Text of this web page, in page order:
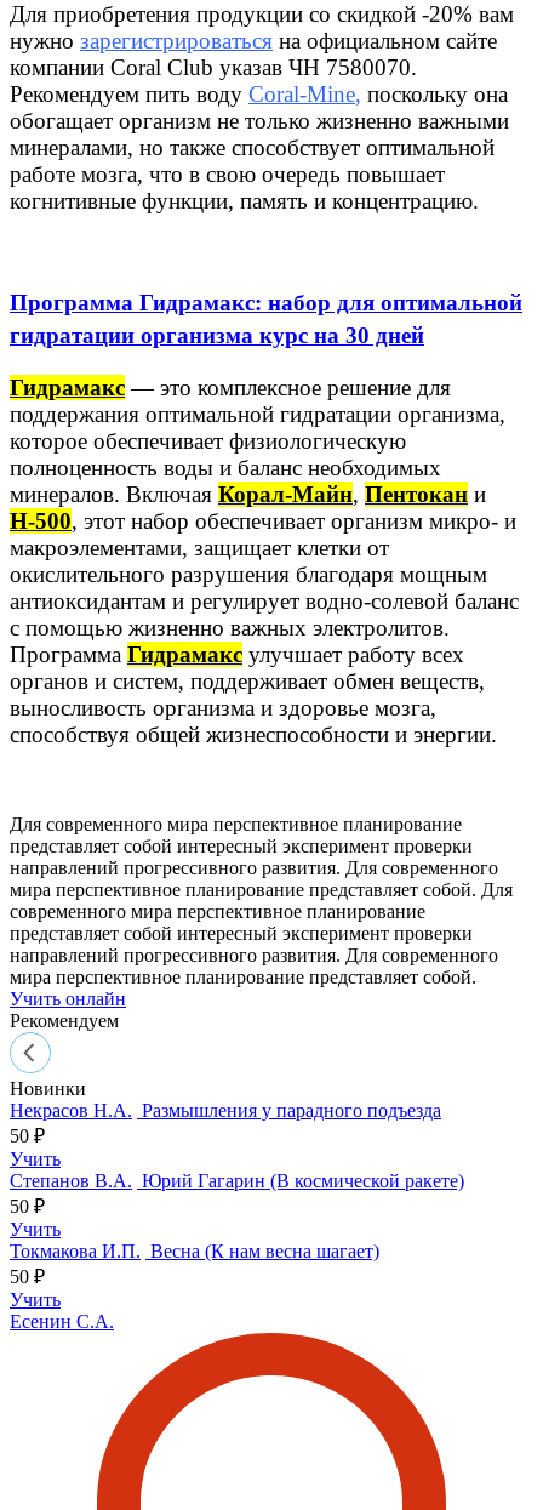
Для приобретения продукции со скидкой -20% вам
нужно зарегистрироваться на официальном сайте
компании Coral Club указав ЧН 7580070.
Рекомендуем пить воду Coral-Mine, поскольку она
обогащает организм не только жизненно важными
минералами, но также способствует оптимальной
работе мозга, что в свою очередь повышает
когнитивные функции, память и концентрацию.
Программа Гидрамакс: набор для оптимальной
гидратации организма курс на 30 дней
Гидрамакс — это комплексное решение для
поддержания оптимальной гидратации организма,
которое обеспечивает физиологическую
полноценность воды и баланс необходимых
минералов. Включая Корал-Майн, Пентокан и
Н-500, этот набор обеспечивает организм микро- и
макроэлементами, защищает клетки от
окислительного разрушения благодаря мощным
антиоксидантам и регулирует водно-солевой баланс
с помощью жизненно важных электролитов.
Программа Гидрамакс улучшает работу всех
органов и систем, поддерживает обмен веществ,
выносливость организма и здоровье мозга,
способствуя общей жизнеспособности и энергии.
Для современного мира перспективное планирование
представляет собой интересный эксперимент проверки
направлений прогрессивного развития. Для современного
мира перспективное планирование представляет собой. Для
современного мира перспективное планирование
представляет собой интересный эксперимент проверки
направлений прогрессивного развития. Для современного
мира перспективное планирование представляет собой.
Учить онлайн
Рекомендуем
Новинки
Некрасов Н.А. Размышления у парадного подъезда
50 ₽
Учить
Степанов В.А. Юрий Гагарин (В космической ракете)
50 ₽
Учить
Токмакова И.П. Весна (К нам весна шагает)
50 ₽
Учить
Есенин С.А.